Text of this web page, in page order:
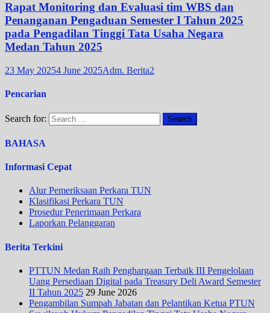
Rapat Monitoring dan Evaluasi tim WBS dan
Penanganan Pengaduan Semester I Tahun 2025
pada Pengadilan Tinggi Tata Usaha Negara
Medan Tahun 2025
23 May 20254 June 2025Adm. Berita2
Pencarian
Search for:
BAHASA
Informasi Cepat
Alur Pemeriksaan Perkara TUN
Klasifikasi Perkara TUN
Prosedur Penerimaan Perkara
Laporkan Pelanggaran
Berita Terkini
PTTUN Medan Raih Penghargaan Terbaik III Pengelolaan
Uang Persediaan Digital pada Treasury Deli Award Semester
II Tahun 2025 29 June 2026
Pengambilan Sumpah Jabatan dan Pelantikan Ketua PTUN